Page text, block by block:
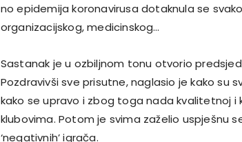
no epidemija koronavirusa dotaknula se
organizacijskog, medicinskog…
Sastanak je u ozbiljnom tonu otvorio
Pozdravivši sve prisutne, naglasio je kako su
kako se upravo i zbog toga nada kvalitetnoj i
klubovima. Potom je svima zaželio uspješnu
‘negativnih’ igrača.